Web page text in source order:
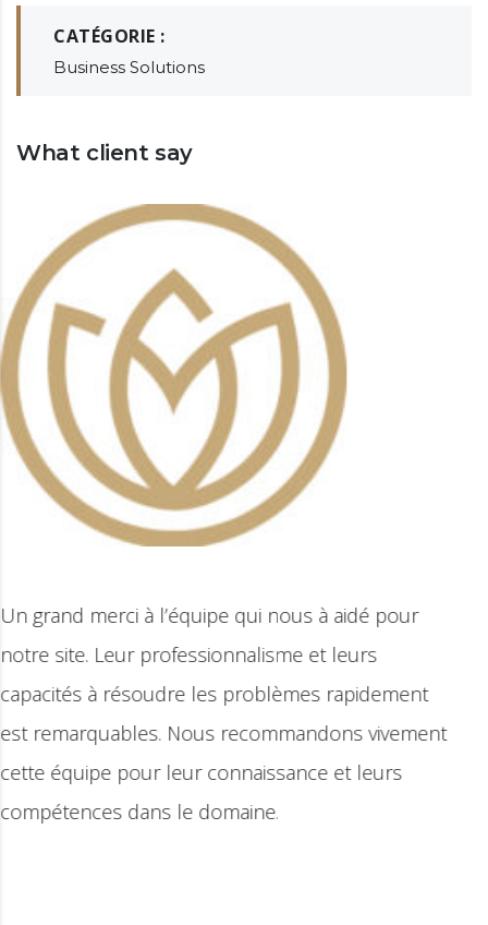
CATÉGORIE :
Business Solutions
What client say
Equipe très professionnelle qui nous a
accompagné et nous a proposé des
développement pour notre site. Merci